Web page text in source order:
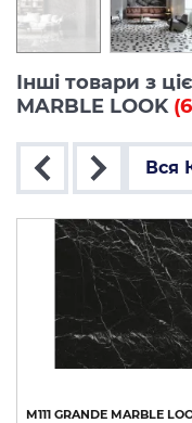
Інші товари з
MARBLE LOOK
Вся
M111 GRANDE MARBLE